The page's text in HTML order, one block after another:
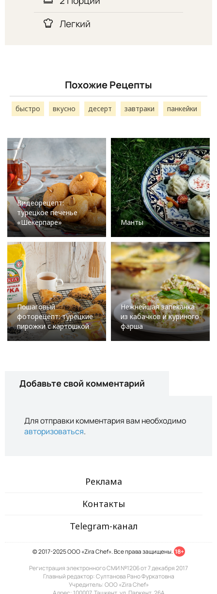
Легкий
Похожие Рецепты
быстро вкусно десерт завтраки панкейки
Видеорецепт:
турецкое печенье
«Шекерпаре»
Манты
Пошаговый
фоторецепт: турецкие
пирожки с картошкой
Нежнейшая запеканка
из кабачков и куриного
фарша
Добавьте свой комментарий
Для отправки комментария вам необходимо
авторизоваться.
Реклама
Контакты
Telegram-канал
© 2017-2025 ООО «Zira Chef». Все права защищены. 18+
Регистрация электронного СМИ №1206 от 7 декабря 2017
Главный редактор: Султанова Рано Фуркатовна
Учредитель: ООО «Zira Chef»